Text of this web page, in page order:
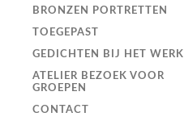
BRONZEN PORTRETTEN
TOEGEPAST
GEDICHTEN BIJ HET WERK
ATELIER BEZOEK VOOR
GROEPEN
CONTACT